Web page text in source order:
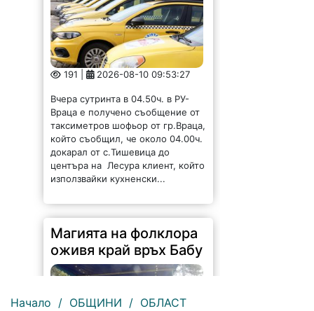
191 | 2026-08-10 09:53:27
Вчера сутринта в 04.50ч. в РУ-
Враца е получено съобщение от
таксиметров шофьор от гр.Враца,
който съобщил, че около 04.00ч.
докарал от с.Тишевица до
центъра на Лесура клиент, който
използвайки кухненски...
Магията на фолклора
оживя край връх Бабу
Начало / ОБЩИНИ / ОБЛАСТ